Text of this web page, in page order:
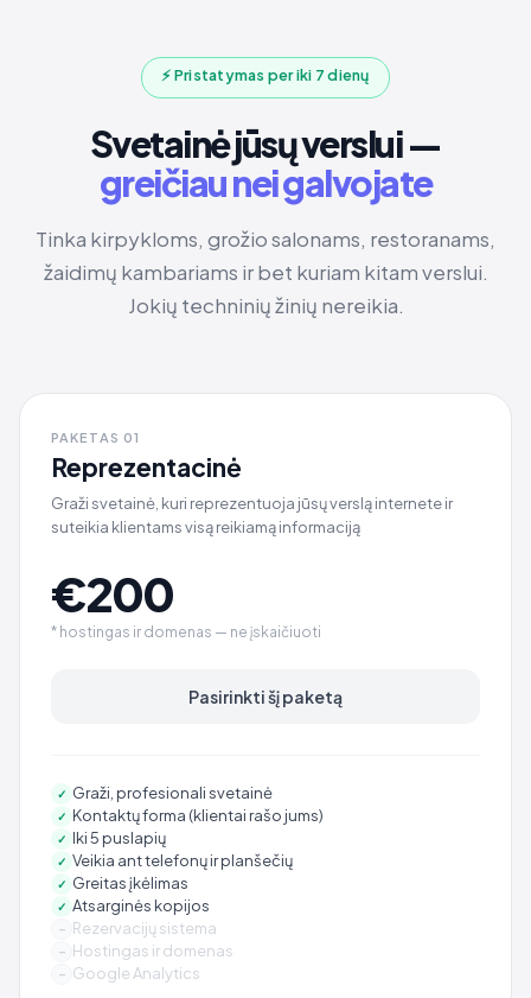
⚡ Pristatymas per iki 7 dienų
Svetainė jūsų verslui —
greičiau nei galvojate
Tinka kirpykloms, grožio salonams, restoranams,
žaidimų kambariams ir bet kuriam kitam verslui.
Jokių techninių žinių nereikia.
PAKETAS 01
Reprezentacinė
Graži svetainė, kuri reprezentuoja jūsų verslą internete ir
suteikia klientams visą reikiamą informaciją
€200
* hostingas ir domenas — ne įskaičiuoti
Pasirinkti šį paketą
✓ Graži, profesionali svetainė
✓ Kontaktų forma (klientai rašo jums)
✓ Iki 5 puslapių
✓ Veikia ant telefonų ir planšečių
✓ Greitas įkėlimas
✓ Atsarginės kopijos
– Rezervacijų sistema
– Hostingas ir domenas
– Google Analytics